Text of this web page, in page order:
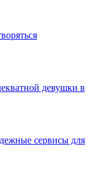
девушки в
сервисы для